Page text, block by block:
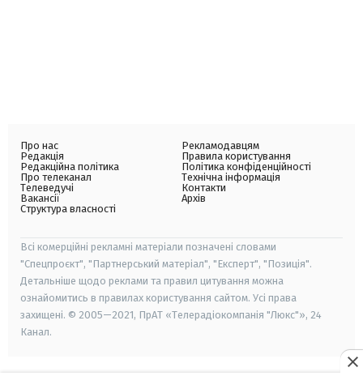
Про нас
Редакція
Редакційна політика
Про телеканал
Телеведучі
Вакансії
Структура власності
Рекламодавцям
Правила користування
Політика конфіденційності
Технічна інформація
Контакти
Архів
Всі комерційні рекламні матеріали позначені словами
"Спецпроєкт", "Партнерський матеріал", "Експерт", "Позиція".
Детальніше щодо реклами та правил цитування можна
ознайомитись в правилах користування сайтом. Усі права
захищені. © 2005—2021, ПрАТ «Телерадіокомпанія "Люкс"», 24
Канал.